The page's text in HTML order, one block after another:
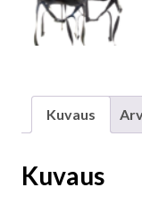
Kuvaus
Kuvaus